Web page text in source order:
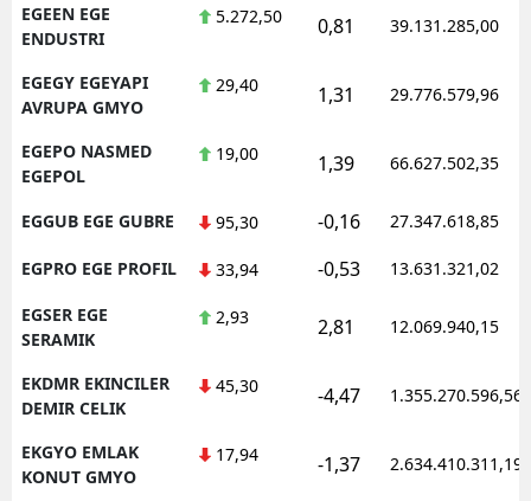
EGEEN EGE
ENDUSTRI
5.272,50 0,81 39.131.285,00
EGEGY EGEYAPI
AVRUPA GMYO
29,40 1,31 29.776.579,96
EGEPO NASMED
EGEPOL
19,00 1,39 66.627.502,35
EGGUB EGE GUBRE 95,30 -0,16 27.347.618,85
EGPRO EGE PROFIL 33,94 -0,53 13.631.321,02
EGSER EGE
SERAMIK
2,93 2,81 12.069.940,15
EKDMR EKINCILER
DEMIR CELIK
45,30 -4,47 1.355.270.596,56
EKGYO EMLAK
KONUT GMYO
17,94 -1,37 2.634.410.311,19